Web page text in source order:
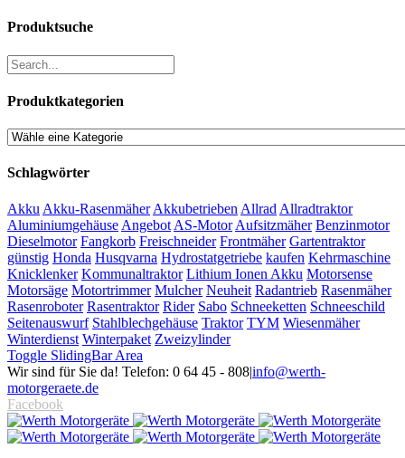
Produktsuche
Produktkategorien
Schlagwörter
Akku Akku-Rasenmäher Akkubetrieben Allrad Allradtraktor
Aluminiumgehäuse Angebot AS-Motor Aufsitzmäher Benzinmotor
Dieselmotor Fangkorb Freischneider Frontmäher Gartentraktor
günstig Honda Husqvarna Hydrostatgetriebe kaufen Kehrmaschine
Knicklenker Kommunaltraktor Lithium Ionen Akku Motorsense
Motorsäge Motortrimmer Mulcher Neuheit Radantrieb Rasenmäher
Rasenroboter Rasentraktor Rider Sabo Schneeketten Schneeschild
Seitenauswurf Stahlblechgehäuse Traktor TYM Wiesenmäher
Winterdienst Winterpaket Zweizylinder
Toggle SlidingBar Area
Wir sind für Sie da! Telefon: 0 64 45 - 808|info@werth-
motorgeraete.de
Facebook